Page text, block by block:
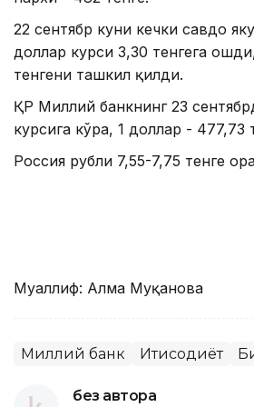
22 сентябр куни кечки савдо
доллар курси 3,30 тенгега
тенгени ташкил қилди.
ҚР Миллий банкнинг 23
курсига кўра, 1 доллар - 477,73
Россия рубли 7,55-7,75 тенге
Муаллиф: Алма Муқанова
Миллий банк Иқтисодиёт
без автора